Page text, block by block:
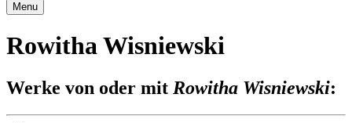
Menu
Rowitha Wisniewski
Werke von oder mit Rowitha Wisniewski: